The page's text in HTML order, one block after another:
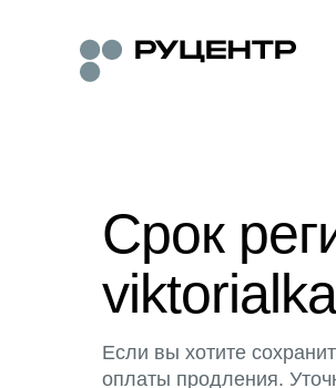
Срок
Если вы хотите
оплаты продления.